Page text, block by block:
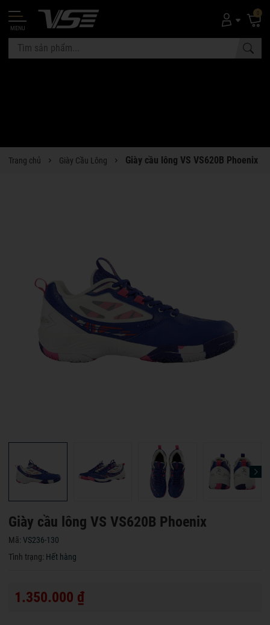
MENU
0
Trang chủ Giày Cầu Lông Giày cầu lông VS VS620B Phoenix
Giày cầu lông VS VS620B Phoenix
Mã: VS236-130
Tình trạng: Hết hàng
1.350.000 ₫